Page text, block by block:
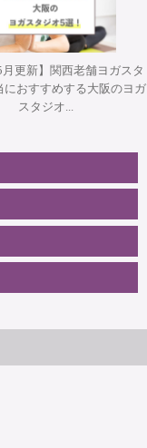
月更新】関西老舗ヨガスタ
におすすめする大阪のヨガ
スタジオ...
ース